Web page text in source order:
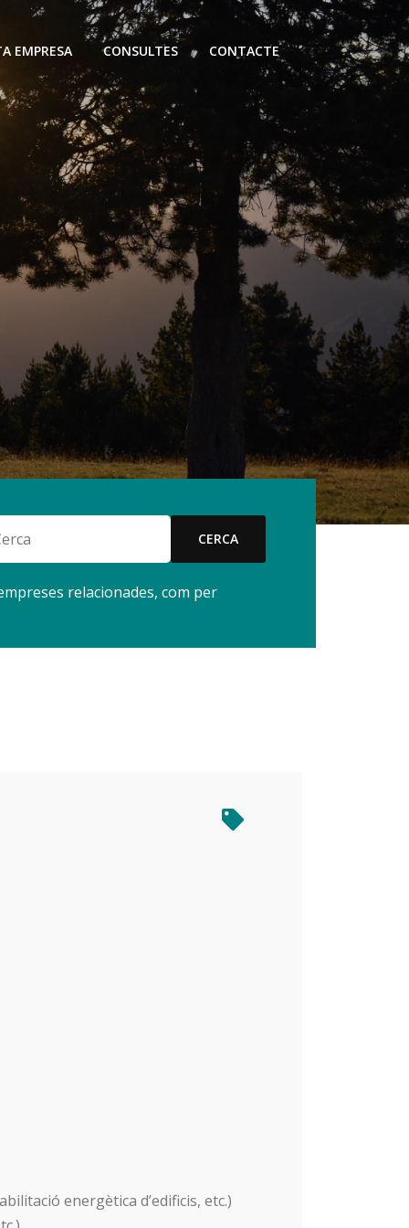
EMPRESA CONSULTES CONTACTE
CERCA
relacionades, com per
energètica d’edificis, etc.)